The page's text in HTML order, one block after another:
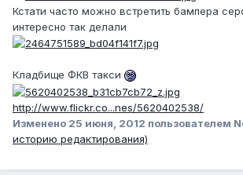
Кстати часто можно встретить бампера
интересно так делали
Кладбище ФКВ такси
http://www.flickr.co...nes/5620402538/
Изменено 25 июня, 2012 пользователем
историю редактирования)